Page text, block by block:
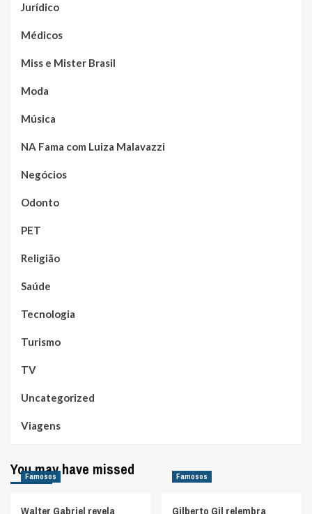
Jurídico
Médicos
Miss e Mister Brasil
Moda
Música
NA Fama com Luiza Malavazzi
Negócios
Odonto
PET
Religião
Saúde
Tecnologia
Turismo
TV
Uncategorized
Viagens
You may have missed
Famosos
Walter Gabriel revela
Famosos
Gilberto Gil relembra